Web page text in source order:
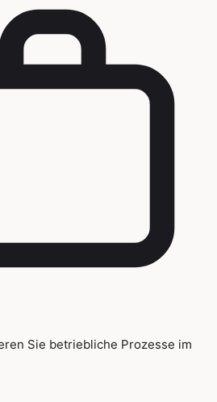
Sie betriebliche Prozesse im